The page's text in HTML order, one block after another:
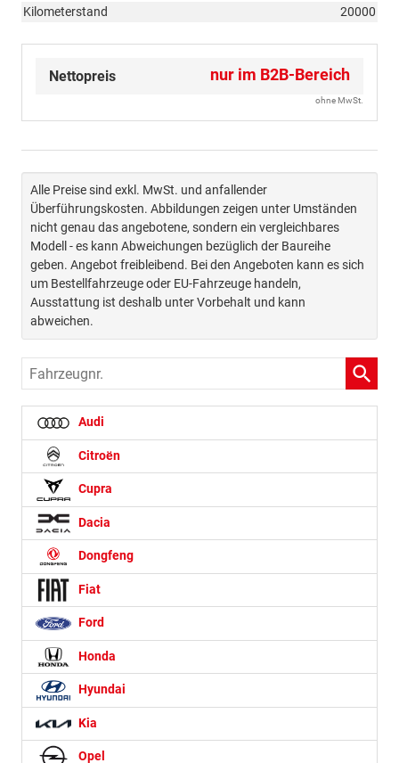
Kilometerstand 20000
Nettopreis nur im B2B-Bereich
ohne MwSt.
Alle Preise sind exkl. MwSt. und anfallender
Überführungskosten. Abbildungen zeigen unter Umständen
nicht genau das angebotene, sondern ein vergleichbares
Modell - es kann Abweichungen bezüglich der Baureihe
geben. Angebot freibleibend. Bei den Angeboten kann es sich
um Bestellfahrzeuge oder EU-Fahrzeuge handeln,
Ausstattung ist deshalb unter Vorbehalt und kann
abweichen.
Fahrzeugnr.
Audi
Citroën
Cupra
Dacia
Dongfeng
Fiat
Ford
Honda
Hyundai
Kia
Opel